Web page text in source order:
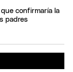
confirmaría la
padres